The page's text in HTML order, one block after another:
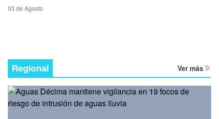
03 de Agosto
Regional Ver más